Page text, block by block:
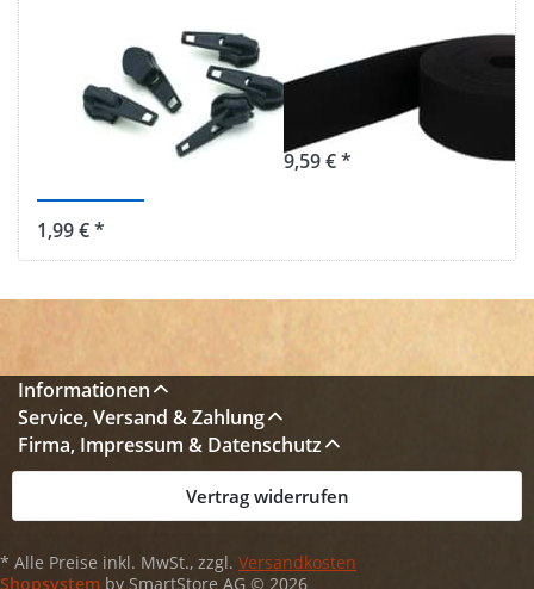
Reißverschlüsse,
Farbe:
dunkelblau 058
1,99 € *
Taschenband -
40mm breit -
Farbe: schwarz
9,59 € *
Informationen
Service, Versand & Zahlung
Firma, Impressum & Datenschutz
Vertrag widerrufen
* Alle Preise inkl. MwSt., zzgl. Versandkosten
Shopsystem by SmartStore AG © 2026